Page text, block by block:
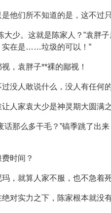
是他们所不知道的是，这不过
大少。这就是陈家人？”袁胖
实在是……垃圾的可以！”
视，袁胖子**裸的鄙视！
过没人敢说什么，没人有任何
让人家袁大少是神灵期大圆满
话那么多干毛？”镐季跳了出
费时间？
玛，就算人家不服，也不急着死
绝对实力之下，陈家根本就没